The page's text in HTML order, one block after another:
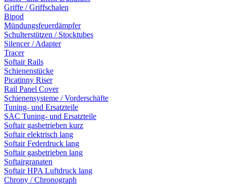
Griffe / Griffschalen
Bipod
Mündungsfeuerdämpfer
Schulterstützen / Stocktubes
Silencer / Adapter
Tracer
Softair Rails
Schienenstücke
Picatinny Riser
Rail Panel Cover
Schienensysteme / Vorderschäfte
Tuning- und Ersatzteile
SAC Tuning- und Ersatzteile
Softair gasbetrieben kurz
Softair elektrisch lang
Softair Federdruck lang
Softair gasbetrieben lang
Softairgranaten
Softair HPA Luftdruck lang
Chrony / Chronograph